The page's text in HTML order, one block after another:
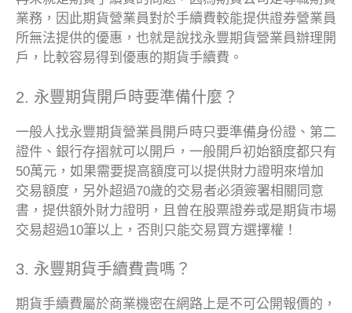
業務，因此期貨營業員對於手續費較能提供證券營業員
所無法提供的優惠，也就是說找永豐期貨營業員辦理開
戶，比較容易得到優惠的期貨手續費。
2. 永豐期貨開戶時要準備什麼？
一般人找永豐期貨營業員開戶時只要準備身份證、第二
證件、銀行存摺就可以開戶，一般開戶初始額度都只有
50萬元，如果需要提高額度可以提供財力證明來增加
交易額度，另外超過70歲的交易者必須簽署相關同意
書，提供額外財力證明，且曾在股票證券或是期貨市場
交易超過10筆以上，否則只能交易買方選擇權！
3. 永豐期貨手續費貴嗎？
期貨手續費屬於商業機密在網路上是不可公開報價的，